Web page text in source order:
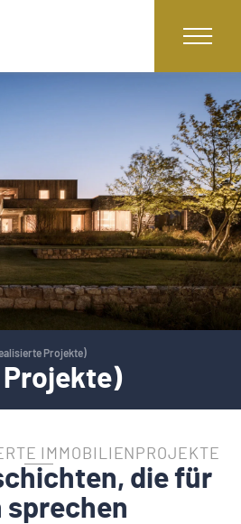
Projekte)
IMMOBILIENPROJEKTE
die für
sprechen